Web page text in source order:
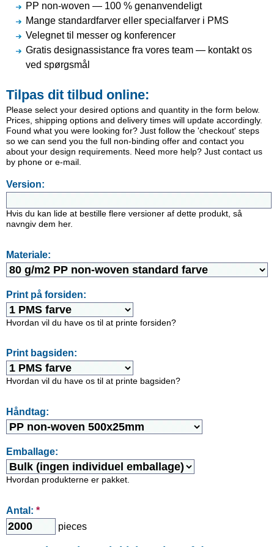
PP non-woven — 100 % genanvendeligt
Mange standardfarver eller specialfarver i PMS
Velegnet til messer og konferencer
Gratis designassistance fra vores team — kontakt os
ved spørgsmål
Tilpas dit tilbud online:
Please select your desired options and quantity in the form below.
Prices, shipping options and delivery times will update accordingly.
Found what you were looking for? Just follow the 'checkout' steps
so we can send you the full non-binding offer and contact you
about your design requirements. Need more help? Just contact us
by phone or e-mail.
Version:
Hvis du kan lide at bestille flere versioner af dette produkt, så
navngiv dem her.
Materiale:
Print på forsiden:
Hvordan vil du have os til at printe forsiden?
Print bagsiden:
Hvordan vil du have os til at printe bagsiden?
Håndtag:
Emballage:
Hvordan produkterne er pakket.
Antal: *
pieces